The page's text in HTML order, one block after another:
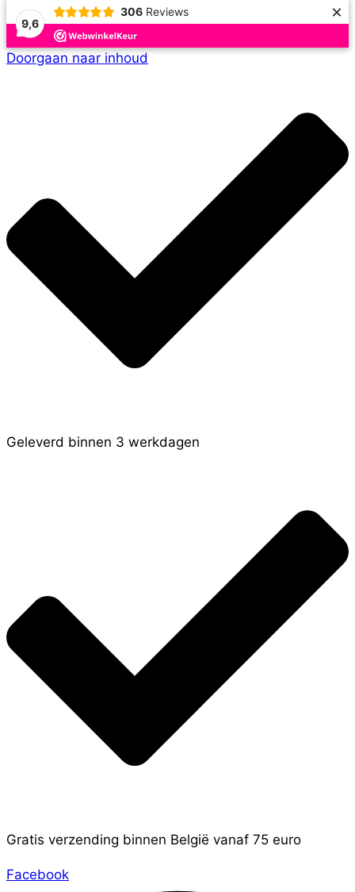
9,6
306 Reviews ×
Doorgaan naar inhoud
Geleverd binnen 3 werkdagen
Gratis verzending binnen België vanaf 75 euro
Facebook